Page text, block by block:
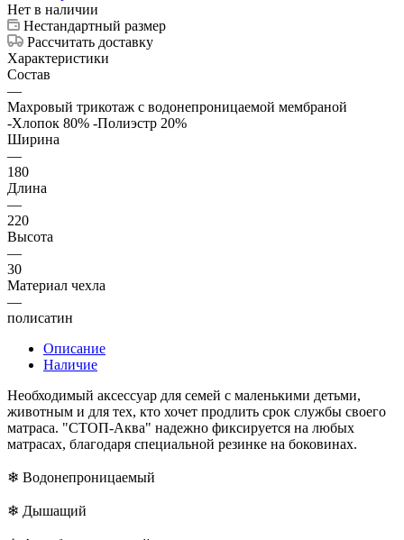
Нет в наличии
Нестандартный размер
Рассчитать доставку
Характеристики
Состав
—
Махровый трикотаж с водонепроницаемой мембраной
-Хлопок 80% -Полиэстр 20%
Ширина
—
180
Длина
—
220
Высота
—
30
Материал чехла
—
полисатин
Описание
Наличие
Необходимый аксессуар для семей с маленькими детьми,
животным и для тех, кто хочет продлить срок службы своего
матраса. "СТОП-Аква" надежно фиксируется на любых
матрасах, благодаря специальной резинке на боковинах.
❄ Водонепроницаемый
❄ Дышащий